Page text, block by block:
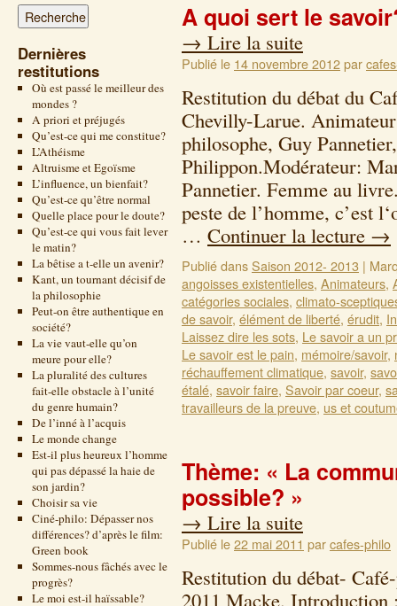
Dernières
restitutions
Où est passé le meilleur des
mondes ?
A priori et préjugés
Qu’est-ce qui me constitue?
L’Athéisme
Altruisme et Egoïsme
L’influence, un bienfait?
Qu’est-ce qu’être normal
Quelle place pour le doute?
Qu’est-ce qui vous fait lever
le matin?
La bêtise a t-elle un avenir?
Kant, un tournant décisif de
la philosophie
Peut-on être authentique en
société?
La vie vaut-elle qu’on
meure pour elle?
La pluralité des cultures
fait-elle obstacle à l’unité
du genre humain?
De l’inné à l’acquis
Le monde change
Est-il plus heureux l’homme
qui pas dépassé la haie de
son jardin?
Choisir sa vie
Ciné-philo: Dépasser nos
différences? d’après le film:
Green book
Sommes-nous fâchés avec le
progrès?
Le moi est-il haïssable?
A quoi sert le
→ Lire la suite
Publié le 14 novembre 2012par
Restitution du débat du
Chevilly-Larue.
philosophe, Guy
Philippon.Modérateur:
Pannetier. Femme au
peste de l’homme, c’est
… Continuer la lecture →
Publié dansSaison 2012- 2013 |
angoisses existentielles, Animateurs,
catégories sociales, climato-
de savoir, élément de liberté, érudit,
Laissez dire les sots, Le savoir a un
Le savoir est le pain, mémoire/savoir,
réchauffement climatique, savoir,
étalé, savoir faire, Savoir par coeur,
travailleurs de la preuve, us et
Thème: « La
possible? »
→ Lire la suite
Publié le22 mai 2011 parcafes-philo
Restitution du débat-
2011 Macke. Introduction